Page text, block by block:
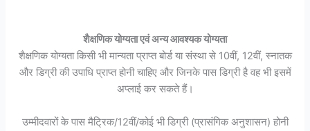
शैक्षणिक योग्यता एवं अन्य आवश्यक योग्यता
शैक्षणिक योग्यता किसी भी मान्यता प्राप्त बोर्ड या संस्था से 10वीं, 12वीं, स्नातक
और डिग्री की उपाधि प्राप्त होनी चाहिए और जिनके पास डिग्री है वह भी इसमें
अप्लाई कर सकते हैं।
उम्मीदवारों के पास मैट्रिक/12वीं/कोई भी डिग्री (प्रासंगिक अनुशासन) होनी